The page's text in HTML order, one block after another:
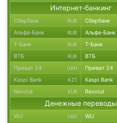
Интернет-банкинг
Сбербанк RUB Сбербанк
Альфа-Банк RUB Альфа-Банк
Т-Банк RUB Т-Банк
ВТБ RUB ВТБ
Приват 24 UAH Приват 24
Kaspi Bank KZT Kaspi Bank
Revolut EUR Revolut
Денежные переводы
WU USD WU